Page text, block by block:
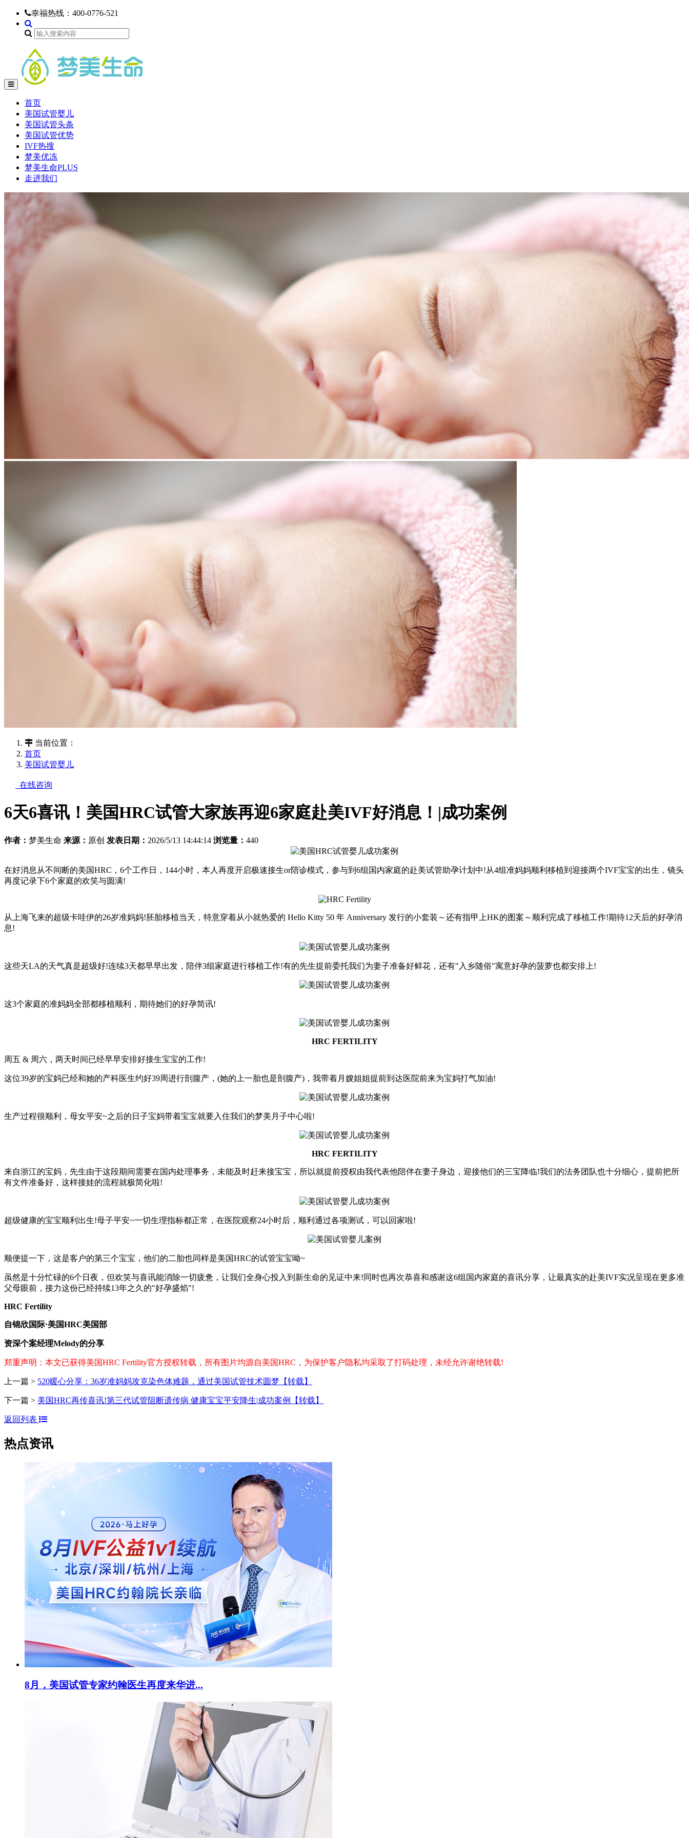
幸福热线： 400-0776-521
首页
美国试管婴儿
美国试管头条
美国试管优势
IVF热搜
梦美优冻
梦美生命PLUS
走进我们
当前位置：
首页
美国试管婴儿
在线咨询
6天6喜讯！美国HRC试管大家族再迎6家庭赴美IVF好消息！|成功案例
作者： 梦美生命 来源： 原创 发表日期： 2026/5/13 14:44:14 浏览量： 440
在好消息从不间断的美国HRC，6个工作日，144小时，本人再度开启极速接生or陪诊模式，参与到6组国内家庭的赴美试管助孕计划中!从4组准妈妈顺利移植到迎接两个IVF宝宝的出生，镜头
再度记录下6个家庭的欢笑与圆满!
从上海飞来的超级卡哇伊的26岁准妈妈!胚胎移植当天，特意穿着从小就热爱的 Hello Kitty 50 年 Anniversary 发行的小套装～还有指甲上HK的图案～顺利完成了移植工作!期待12天后的好孕消
息!
这些天LA的天气真是超级好!连续3天都早早出发，陪伴3组家庭进行移植工作!有的先生提前委托我们为妻子准备好鲜花，还有"入乡随俗"寓意好孕的菠萝也都安排上!
这3个家庭的准妈妈全部都移植顺利，期待她们的好孕简讯!
HRC FERTILITY
周五 & 周六，两天时间已经早早安排好接生宝宝的工作!
这位39岁的宝妈已经和她的产科医生约好39周进行剖腹产，(她的上一胎也是剖腹产)，我带着月嫂姐姐提前到达医院前来为宝妈打气加油!
生产过程很顺利，母女平安~之后的日子宝妈带着宝宝就要入住我们的梦美月子中心啦!
HRC FERTILITY
来自浙江的宝妈，先生由于这段期间需要在国内处理事务，未能及时赶来接宝宝，所以就提前授权由我代表他陪伴在妻子身边，迎接他们的三宝降临!我们的法务团队也十分细心，提前把所
有文件准备好，这样接娃的流程就极简化啦!
超级健康的宝宝顺利出生!母子平安~一切生理指标都正常，在医院观察24小时后，顺利通过各项测试，可以回家啦!
顺便提一下，这是客户的第三个宝宝，他们的二胎也同样是美国HRC的试管宝宝呦~
虽然是十分忙碌的6个日夜，但欢笑与喜讯能消除一切疲惫，让我们全身心投入到新生命的见证中来!同时也再次恭喜和感谢这6组国内家庭的喜讯分享，让最真实的赴美IVF实况呈现在更多准
父母眼前，接力这份已经持续13年之久的"好孕盛焰"!
HRC Fertility
自锦欣国际·美国HRC美国部
资深个案经理Melody的分享
郑重声明：本文已获得美国HRC Fertility官方授权转载，所有图片均源自美国HRC，为保护客户隐私均采取了打码处理，未经允许谢绝转载!
上一篇 > 520暖心分享：36岁准妈妈攻克染色体难题，通过美国试管技术圆梦【转载】
下一篇 > 美国HRC再传喜讯!第三代试管阻断遗传病 健康宝宝平安降生|成功案例【转载】
返回列表
热点资讯
8月，美国试管专家约翰医生再度来华进...